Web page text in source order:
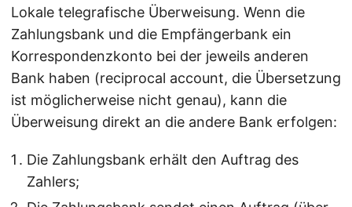
Lokale telegrafische Überweisung. Wenn die
Zahlungsbank und die Empfängerbank ein
Korrespondenzkonto bei der jeweils anderen
Bank haben (reciprocal account, die Übersetzung
ist möglicherweise nicht genau), kann die
Überweisung direkt an die andere Bank erfolgen:
Die Zahlungsbank erhält den Auftrag des
Zahlers;